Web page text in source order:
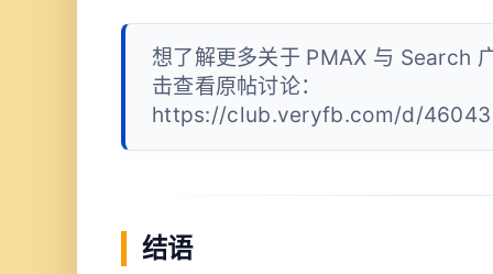
想了解更多关于 PMAX 与 Search
击查看原帖讨论：
https://club.veryfb.com/d/46043
结语